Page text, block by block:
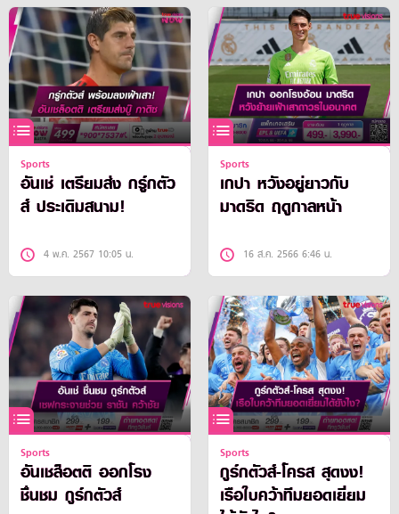
Sports
อันเช่ เตรียมส่ง กรู์กตัว
ส์ ประเดิมสนาม!
4 พ.ค. 2567 10:05 น.
Sports
เกปา หวังอยู่ยาวกับ
มาดริด ฤดูกาลหน้า
16 ส.ค. 2566 6:46 น.
Sports
อันเชล็อตติ ออกโรง
ชื่นชม กูร์กตัวส์
Sports
กูร์กตัวส์-โครส สุดงง!
เรือใบคว้าทีมยอดเยี่ยม